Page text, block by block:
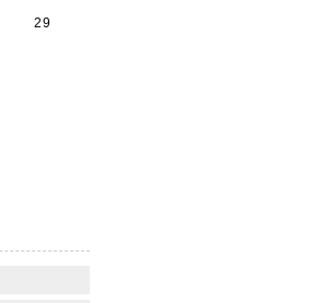
29